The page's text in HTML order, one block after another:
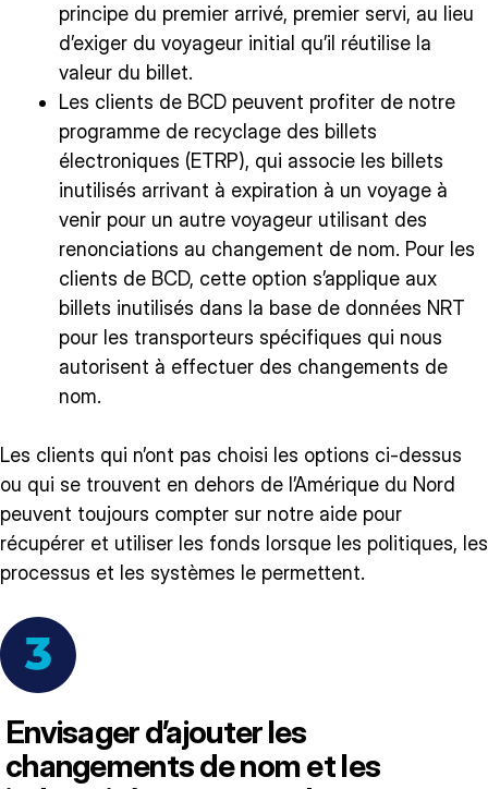
principe du premier arrivé, premier servi, au lieu
d’exiger du voyageur initial qu’il réutilise la
valeur du billet.
Les clients de BCD peuvent profiter de notre
programme de recyclage des billets
électroniques (ETRP), qui associe les billets
inutilisés arrivant à expiration à un voyage à
venir pour un autre voyageur utilisant des
renonciations au changement de nom. Pour les
clients de BCD, cette option s’applique aux
billets inutilisés dans la base de données NRT
pour les transporteurs spécifiques qui nous
autorisent à effectuer des changements de
nom.
Les clients qui n’ont pas choisi les options ci-dessus
ou qui se trouvent en dehors de l’Amérique du Nord
peuvent toujours compter sur notre aide pour
récupérer et utiliser les fonds lorsque les politiques, les
processus et les systèmes le permettent.
Envisager d’ajouter les
changements de nom et les